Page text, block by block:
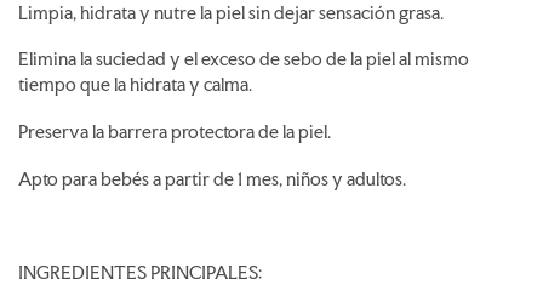
Limpia, hidrata y nutre la piel sin dejar sensación grasa.
Elimina la suciedad y el exceso de sebo de la piel al mismo
tiempo que la hidrata y calma.
Preserva la barrera protectora de la piel.
Apto para bebés a partir de 1 mes, niños y adultos.
INGREDIENTES PRINCIPALES: